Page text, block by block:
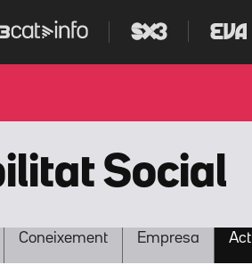
Social
Coneixement Empresa